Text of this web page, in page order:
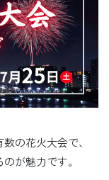
の花火大会で、
が魅力です。